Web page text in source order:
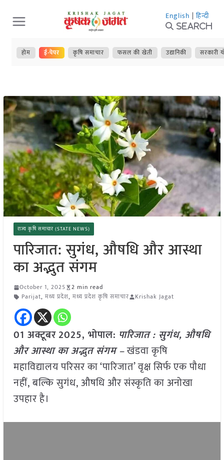
Skip
to
content
English | हिन्दी
Search
होम ई-पेपर कृषि समाचार फसल की खेती उद्यानिकी सरकारी
राज्य कृषि समाचार (STATE NEWS)
पारिजात: सुगंध, औषधि और आस्था
का अद्भुत संगम
October 1, 2025
2 min read
Parijat, मध्य प्रदेश, मध्य प्रदेश कृषि समाचार Krishak Jagat
01 अक्टूबर2025, भोपाल: पारिजात : सुगंध, औषधि
और आस्था का अद्भुत संगम –खंडवा कृषि
महाविद्यालय परिसर का ‘पारिजात’ वृक्ष सिर्फ एक पौधा
नहीं, बल्कि सुगंध, औषधि और संस्कृति का अनोखा
उपहार है।